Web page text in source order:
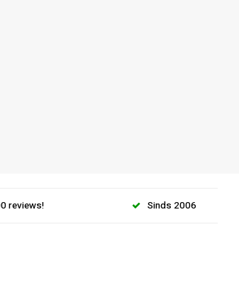
reviews! Sinds 2006